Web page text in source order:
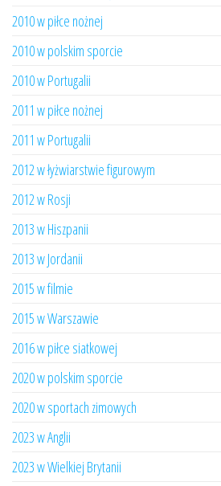
2010 w piłce nożnej
2010 w polskim sporcie
2010 w Portugalii
2011 w piłce nożnej
2011 w Portugalii
2012 w łyżwiarstwie figurowym
2012 w Rosji
2013 w Hiszpanii
2013 w Jordanii
2015 w filmie
2015 w Warszawie
2016 w piłce siatkowej
2020 w polskim sporcie
2020 w sportach zimowych
2023 w Anglii
2023 w Wielkiej Brytanii